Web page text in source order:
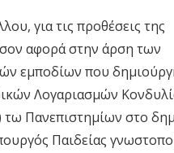
για τις προθέσεις της
αφορά στην άρση των
εμποδίων που
Λογαριασμών
τω Πανεπιστημίων στο
Παιδείας